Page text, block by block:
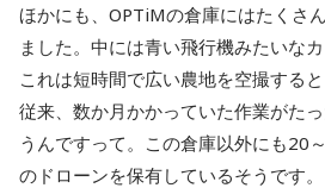
ほかにも、OPTiMの倉庫にはたくさ
ました。中には青い飛行機みたいな
これは短時間で広い農地を空撮する
従来、数か月かかっていた作業がた
うんですって。この倉庫以外にも20
のドローンを保有しているそうです。